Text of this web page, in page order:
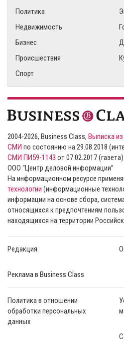
Политика
Недвижимость
Бизнес
Происшествия
Спорт
2004-2026, Business Class, Выписка из
СМИ по состоянию на 29.08.2018
СМИ ПИ59-1143 от 07.02.2017 (газета)
ООО “Центр деловой информации”
На информационном ресурсе
технологии (информационные
информации на основе сбора,
относящихся к предпочтениям
находящихся на территории
Редакция
Реклама в Business Class
Политика в отношении
обработки персональных
данных